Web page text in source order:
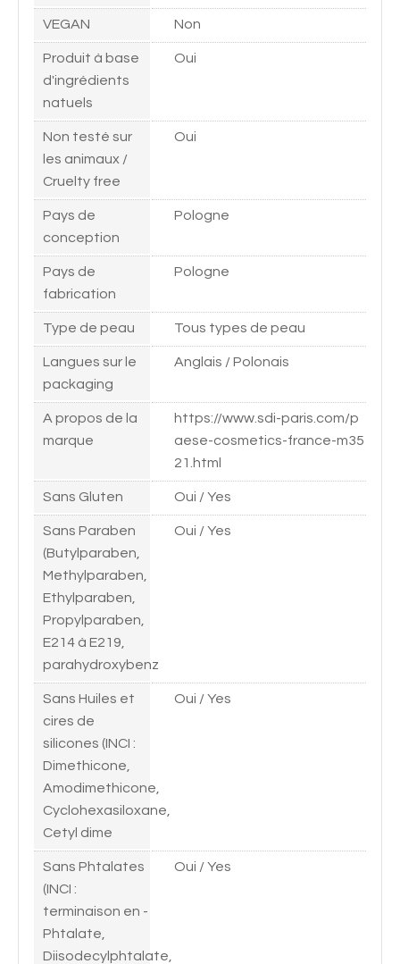
VEGAN Non
Produit à base
d'ingrédients
natuels
Oui
Non testé sur
les animaux /
Cruelty free
Oui
Pays de
conception
Pologne
Pays de
fabrication
Pologne
Type de peau Tous types de peau
Langues sur le
packaging
Anglais / Polonais
A propos de la
marque
https://www.sdi-paris.com/p
aese-cosmetics-france-m35
21.html
Sans Gluten Oui / Yes
Sans Paraben
(Butylparaben,
Methylparaben,
Ethylparaben,
Propylparaben,
E214 à E219,
parahydroxybenz
Oui / Yes
Sans Huiles et
cires de
silicones (INCI :
Dimethicone,
Amodimethicone,
Cyclohexasiloxane,
Cetyl dime
Oui / Yes
Sans Phtalates
(INCI :
terminaison en -
Phtalate,
Diisodecylphtalate,
Oui / Yes